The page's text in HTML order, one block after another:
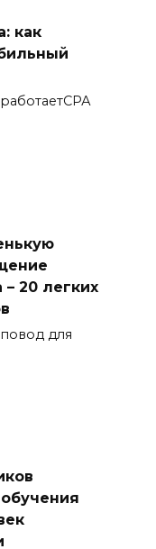
как
20 легких
для